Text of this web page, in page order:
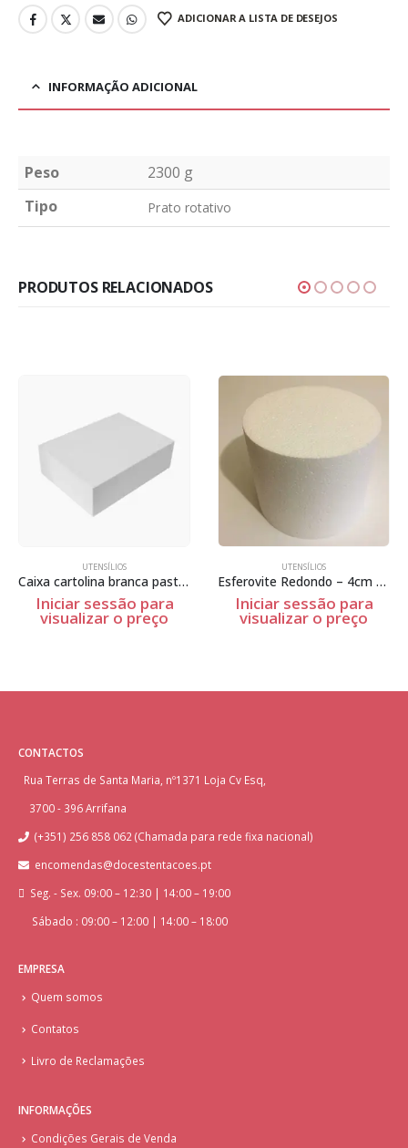
ADICIONAR A LISTA DE DESEJOS
INFORMAÇÃO ADICIONAL
Peso
2300 g
Tipo
Prato rotativo
PRODUTOS RELACIONADOS
UTENSÍLIOS
Caixa cartolina branca pasteis
Iniciar sessão para
visualizar o preço
UTENSÍLIOS
Esferovite Redondo – 4cm Espessura
Iniciar sessão para
visualizar o preço
CONTACTOS
Rua Terras de Santa Maria, nº1371 Loja Cv Esq,
3700 - 396 Arrifana
(+351) 256 858 062 (Chamada para rede fixa nacional)
encomendas@docestentacoes.pt
Seg. - Sex. 09:00 – 12:30 | 14:00 – 19:00
Sábado : 09:00 – 12:00 | 14:00 – 18:00
EMPRESA
Quem somos
Contatos
Livro de Reclamações
INFORMAÇÕES
Condições Gerais de Venda